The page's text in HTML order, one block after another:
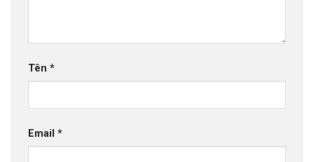
Tên *
Email *